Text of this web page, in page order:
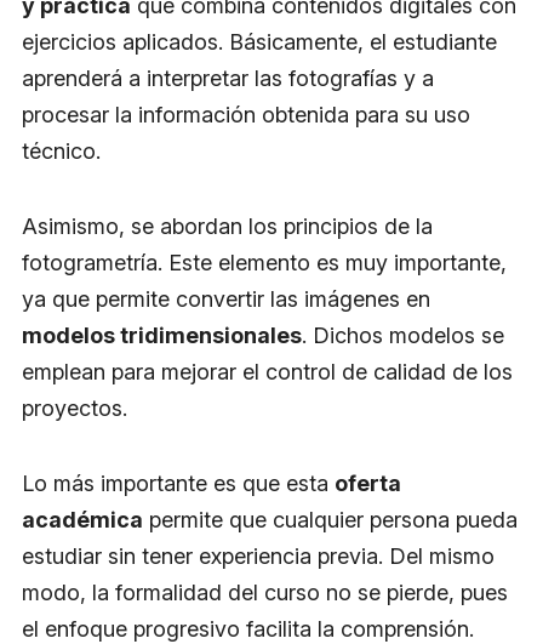
y práctica que combina contenidos digitales con
ejercicios aplicados. Básicamente, el estudiante
aprenderá a interpretar las fotografías y a
procesar la información obtenida para su uso
técnico.
Asimismo, se abordan los principios de la
fotogrametría. Este elemento es muy importante,
ya que permite convertir las imágenes en
modelos tridimensionales. Dichos modelos se
emplean para mejorar el control de calidad de los
proyectos.
Lo más importante es que esta oferta
académica permite que cualquier persona pueda
estudiar sin tener experiencia previa. Del mismo
modo, la formalidad del curso no se pierde, pues
el enfoque progresivo facilita la comprensión.